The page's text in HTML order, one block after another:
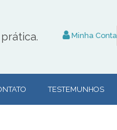
Minha Conta
TESTEMUNHOS